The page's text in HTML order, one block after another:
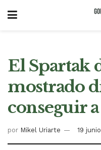
El Spartak
mostrado
conseguir
por Mikel Uriarte 19